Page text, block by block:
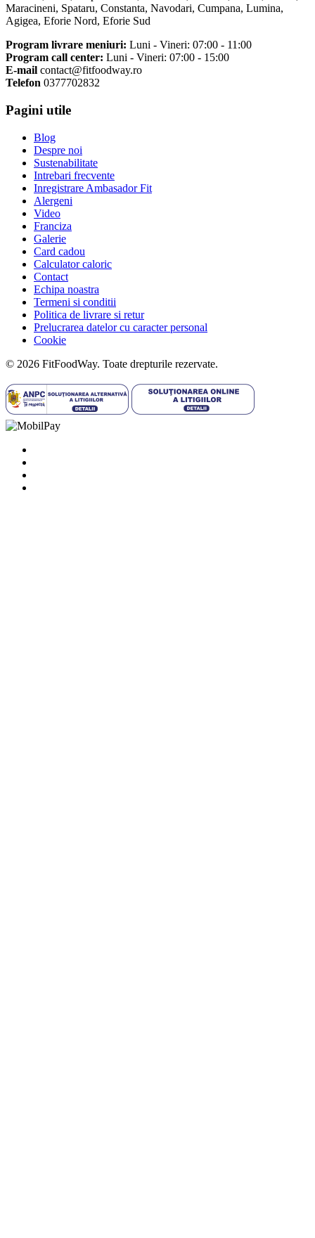
Maracineni, Spataru, Constanta, Navodari, Cumpana, Lumina,
Agigea, Eforie Nord, Eforie Sud
Program livrare meniuri: Luni - Vineri: 07:00 - 11:00
Program call center: Luni - Vineri: 07:00 - 15:00
E-mail contact@fitfoodway.ro
Telefon 0377702832
Pagini utile
Blog
Despre noi
Sustenabilitate
Intrebari frecvente
Inregistrare Ambasador Fit
Alergeni
Video
Franciza
Galerie
Card cadou
Calculator caloric
Contact
Echipa noastra
Termeni si conditii
Politica de livrare si retur
Prelucrarea datelor cu caracter personal
Cookie
© 2026 FitFoodWay. Toate drepturile rezervate.